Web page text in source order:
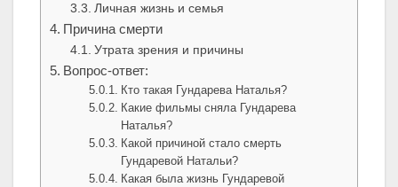
Личная жизнь и семья
Причина смерти
Утрата зрения и причины
Вопрос-ответ:
Кто такая Гундарева Наталья?
Какие фильмы сняла Гундарева
Наталья?
Какой причиной стало смерть
Гундаревой Натальи?
Какая была жизнь Гундаревой